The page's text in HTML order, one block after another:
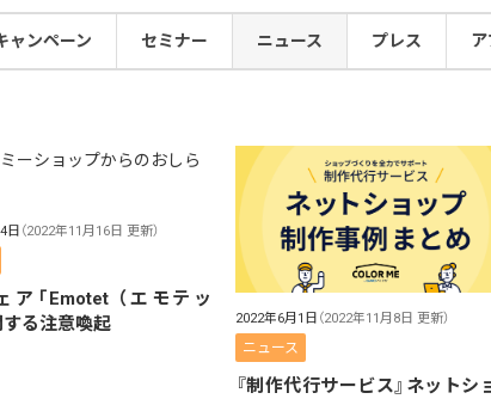
携
ャンペーン セミナー ニュース プレス
日 （2022年11月16日 更新）
ア「Emotet （エモテッ
する注意喚起
2022年6月1日 （2022年11月8日 更新）
ニュース
『制作代行サービス』ネットシ